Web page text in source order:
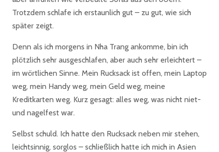
Trotzdem schlafe ich erstaunlich gut – zu gut, wie sich
später zeigt.
Denn als ich morgens in Nha Trang ankomme, bin ich
plötzlich sehr ausgeschlafen, aber auch sehr erleichtert –
im wörtlichen Sinne. Mein Rucksack ist offen, mein Laptop
weg, mein Handy weg, mein Geld weg, meine
Kreditkarten weg. Kurz gesagt: alles weg, was nicht niet-
und nagelfest war.
Selbst schuld. Ich hatte den Rucksack neben mir stehen,
leichtsinnig, sorglos – schließlich hatte ich mich in Asien